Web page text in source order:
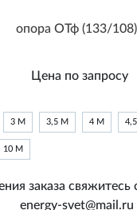
опора ОТф (133/108)
Цена по запросу
3 М 3,5 М 4 М
10 М
заказа свяжитесь
energy-svet@mail.ru